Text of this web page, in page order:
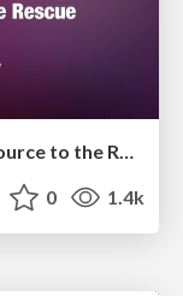
AI in Enterprises - Java and Open Source to the Rescue
0 1.4k